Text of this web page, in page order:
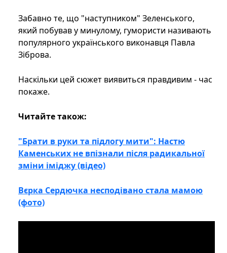
Забавно те, що "наступником" Зеленського,
який побував у минулому, гумористи називають
популярного українського виконавця Павла
Зіброва.
Наскільки цей сюжет виявиться правдивим - час
покаже.
Читайте також:
"Брати в руки та підлогу мити": Настю
Каменських не впізнали після радикальної
зміни іміджу (відео)
Вєрка Сердючка несподівано стала мамою
(фото)